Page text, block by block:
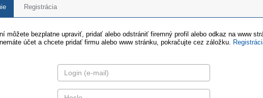
Registrácia
môžete bezplatne upraviť, pridať alebo odstrániť firemný profil alebo odkaz na www
nemáte účet a chcete pridať firmu alebo www stránku, pokračujte cez záložku.